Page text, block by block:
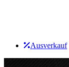
Ausverkauf